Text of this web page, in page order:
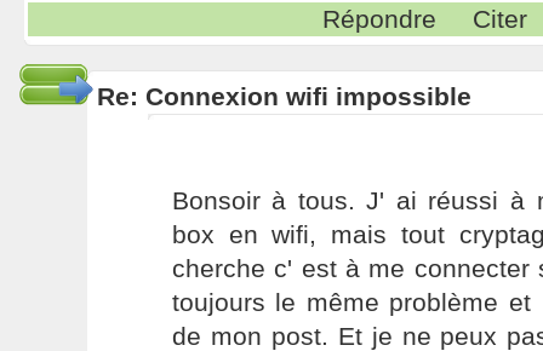
Répondre Citer
Re: Connexion wifi impossible
Bonsoir à tous. J' ai réussi à
box en wifi, mais tout
cherche c' est à me
toujours le même problème
de mon post. Et je ne peux